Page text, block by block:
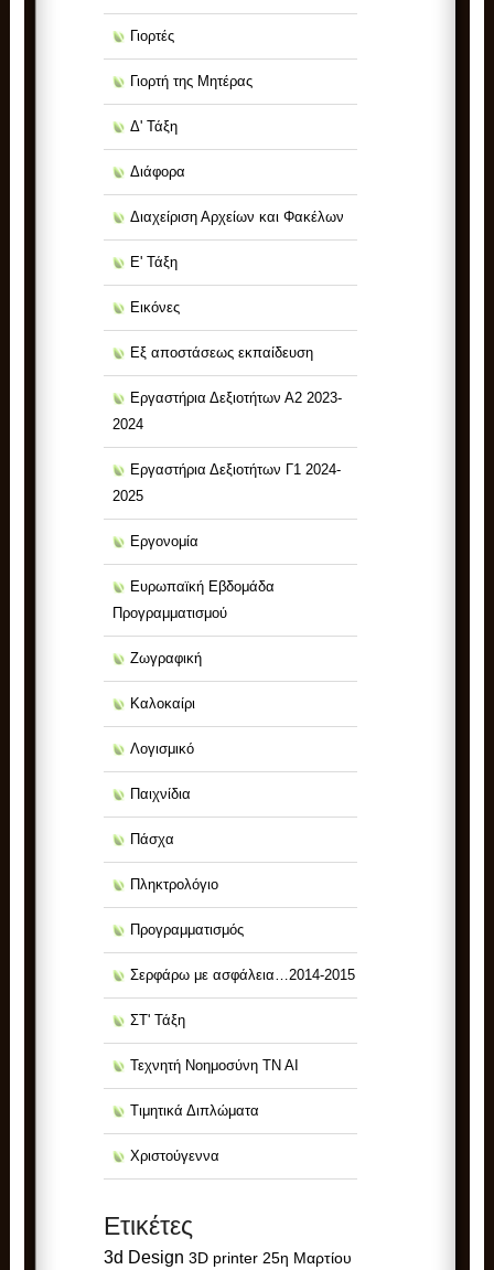
Γιορτές
Γιορτή της Μητέρας
Δ' Τάξη
Διάφορα
Διαχείριση Αρχείων και Φακέλων
Ε' Τάξη
Εικόνες
Εξ αποστάσεως εκπαίδευση
Εργαστήρια Δεξιοτήτων Α2 2023-
2024
Εργαστήρια Δεξιοτήτων Γ1 2024-
2025
Εργονομία
Ευρωπαϊκή Εβδομάδα
Προγραμματισμού
Ζωγραφική
Καλοκαίρι
Λογισμικό
Παιχνίδια
Πάσχα
Πληκτρολόγιο
Προγραμματισμός
Σερφάρω με ασφάλεια…2014-2015
ΣΤ' Τάξη
Τεχνητή Νοημοσύνη ΤΝ ΑΙ
Τιμητικά Διπλώματα
Χριστούγεννα
Ετικέτες
3d Design 3D printer 25η Μαρτίου